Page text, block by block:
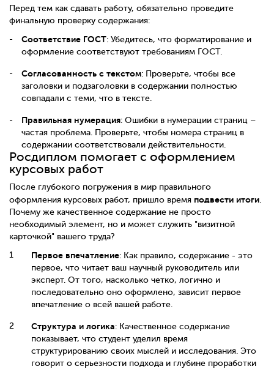
Перед тем как сдавать работу, обязательно проведите
финальную проверку содержания:
Соответствие ГОСТ: Убедитесь, что форматирование и
оформление соответствуют требованиям ГОСТ.
Согласованность с текстом: Проверьте, чтобы все
заголовки и подзаголовки в содержании полностью
совпадали с теми, что в тексте.
Правильная нумерация: Ошибки в нумерации страниц –
частая проблема. Проверьте, чтобы номера страниц в
содержании соответствовали действительности.
Росдиплом помогает с оформлением
курсовых работ
После глубокого погружения в мир правильного
оформления курсовых работ, пришло время подвести итоги.
Почему же качественное содержание не просто
необходимый элемент, но и может служить "визитной
карточкой" вашего труда?
Первое впечатление: Как правило, содержание - это
первое, что читает ваш научный руководитель или
эксперт. От того, насколько четко, логично и
последовательно оно оформлено, зависит первое
впечатление о всей вашей работе.
Структура и логика: Качественное содержание
показывает, что студент уделил время
структурированию своих мыслей и исследования. Это
говорит о серьезности подхода и глубине проработки